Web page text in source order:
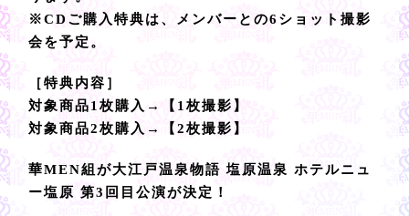
※CDご購入特典は、メンバーとの6ショット撮影
会を予定。
［特典内容］
対象商品1枚購入→【1枚撮影】
対象商品2枚購入→【2枚撮影】
華MEN組が大江戸温泉物語 塩原温泉 ホテルニュ
ー塩原 第3回目公演が決定！